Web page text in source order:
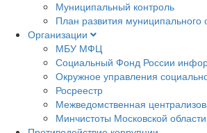
Муниципальный контроль
План развития муниципального
Организации
МБУ МФЦ
Социальный Фонд России
Окружное управления
Росреестр
Межведомственная
Минчистоты Московской области